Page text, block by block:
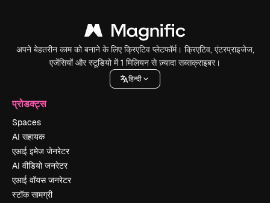
अपने बेहतरीन काम को बनाने के लिए क्रिएटिव प्लेटफॉर्म। क्रिएटिव, एंटरप्राइजेज,
एजेंसियों और स्टूडियो में 1 मिलियन से ज़्यादा सब्सक्राइबर।
हिन्दी
प्रोडक्ट्स
Spaces
AI सहायक
एआई इमेज जेनरेटर
AI वीडियो जनरेटर
एआई वॉयस जनरेटर
स्टॉक सामग्री